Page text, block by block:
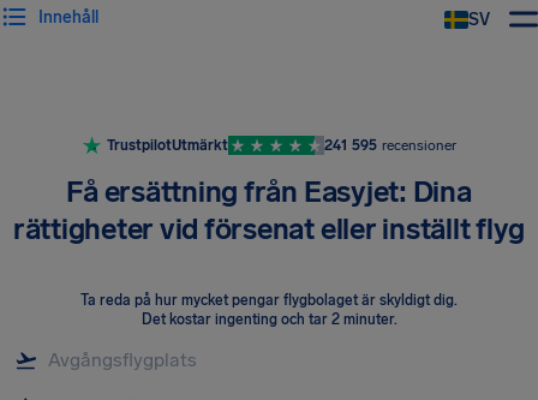
SV
Innehåll
TrustpilotUtmärkt 241 595 recensioner
Få ersättning från Easyjet: Dina
rättigheter vid försenat eller inställt flyg
Ta reda på hur mycket pengar flygbolaget är skyldigt dig.
Det kostar ingenting och tar 2 minuter.